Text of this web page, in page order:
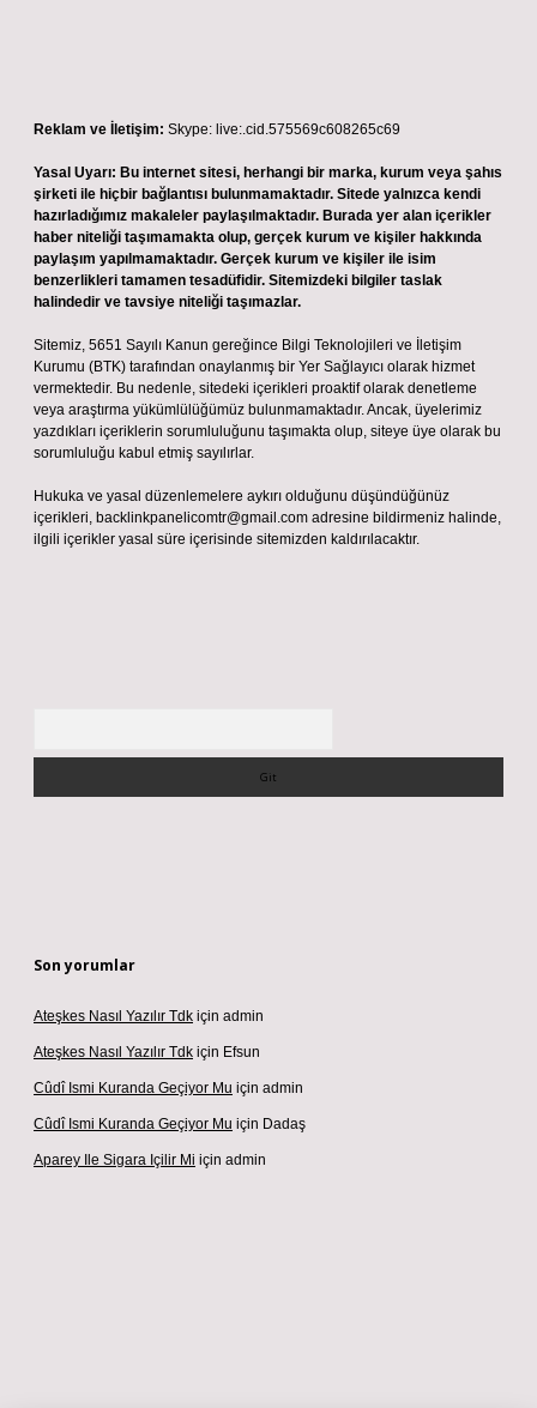
Reklam ve İletişim: Skype: live:.cid.575569c608265c69
Yasal Uyarı: Bu internet sitesi, herhangi bir marka, kurum veya şahıs
şirketi ile hiçbir bağlantısı bulunmamaktadır. Sitede yalnızca kendi
hazırladığımız makaleler paylaşılmaktadır. Burada yer alan içerikler
haber niteliği taşımamakta olup, gerçek kurum ve kişiler hakkında
paylaşım yapılmamaktadır. Gerçek kurum ve kişiler ile isim
benzerlikleri tamamen tesadüfidir. Sitemizdeki bilgiler taslak
halindedir ve tavsiye niteliği taşımazlar.
Sitemiz, 5651 Sayılı Kanun gereğince Bilgi Teknolojileri ve İletişim
Kurumu (BTK) tarafından onaylanmış bir Yer Sağlayıcı olarak hizmet
vermektedir. Bu nedenle, sitedeki içerikleri proaktif olarak denetleme
veya araştırma yükümlülüğümüz bulunmamaktadır. Ancak, üyelerimiz
yazdıkları içeriklerin sorumluluğunu taşımakta olup, siteye üye olarak bu
sorumluluğu kabul etmiş sayılırlar.
Hukuka ve yasal düzenlemelere aykırı olduğunu düşündüğünüz
içerikleri, backlinkpanelicomtr@gmail.com adresine bildirmeniz halinde,
ilgili içerikler yasal süre içerisinde sitemizden kaldırılacaktır.
Son yorumlar
Ateşkes Nasıl Yazılır Tdk için admin
Ateşkes Nasıl Yazılır Tdk için Efsun
Cûdî Ismi Kuranda Geçiyor Mu için admin
Cûdî Ismi Kuranda Geçiyor Mu için Dadaş
Aparey Ile Sigara Içilir Mi için admin